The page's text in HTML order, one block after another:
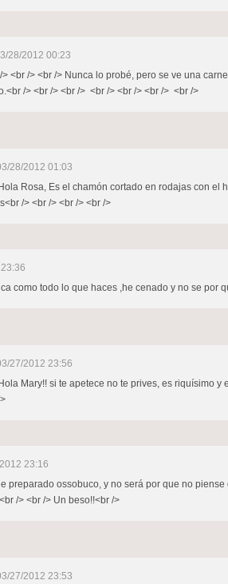
28/2012 00:23
<br /> <br /> Nunca lo probé, pero se ve una
/> <br /> <br /> <br /> <br /> <br /> <br />
28/2012 01:03
Rosa, Es el chamón cortado en rodajas con
/> <br /> <br /> <br />
como todo lo que haces ,he cenado y no se
27/2012 23:56
Mary!! si te apetece no te prives, es riquísimo
23:16
preparado ossobuco, y no será por que no
/> <br /> Un beso!!<br />
27/2012 23:53